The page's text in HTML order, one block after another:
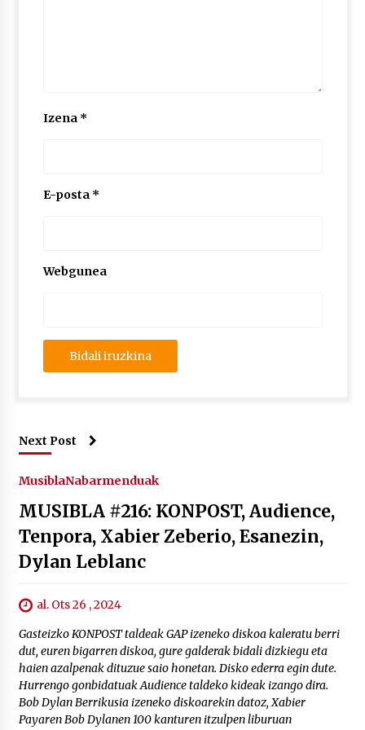
Izena *
E-posta *
Webgunea
Next Post
MusiblaNabarmenduak
MUSIBLA #216: KONPOST, Audience,
Tenpora, Xabier Zeberio, Esanezin,
Dylan Leblanc
al. Ots 26 , 2024
Gasteizko KONPOST taldeak GAP izeneko diskoa kaleratu berri
dut, euren bigarren diskoa, gure galderak bidali dizkiegu eta
haien azalpenak dituzue saio honetan. Disko ederra egin dute.
Hurrengo gonbidatuak Audience taldeko kideak izango dira.
Bob Dylan Berrikusia izeneko diskoarekin datoz, Xabier
Payaren Bob Dylanen 100 kanturen itzulpen liburuan